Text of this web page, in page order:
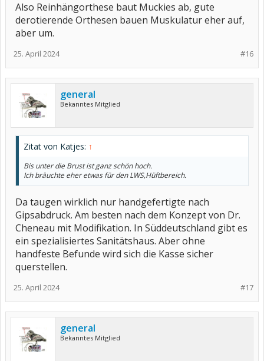
Also Reinhängorthese baut Muckies ab, gute
derotierende Orthesen bauen Muskulatur eher auf,
aber um.
#16
25. April 2024
general
Bekanntes Mitglied
Zitat von Katjes: ↑
Bis unter die Brust ist ganz schön hoch.
Ich bräuchte eher etwas für den LWS,Hüftbereich.
Da taugen wirklich nur handgefertigte nach
Gipsabdruck. Am besten nach dem Konzept von Dr.
Cheneau mit Modifikation. In Süddeutschland gibt es
ein spezialisiertes Sanitätshaus. Aber ohne
handfeste Befunde wird sich die Kasse sicher
querstellen.
#17
25. April 2024
general
Bekanntes Mitglied